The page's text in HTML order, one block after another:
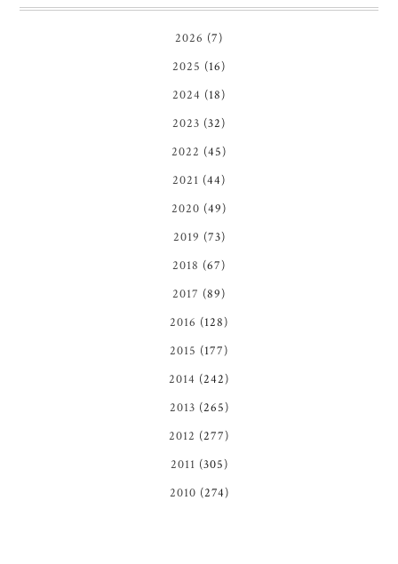
2026 (7)
2025 (16)
2024 (18)
2023 (32)
2022 (45)
2021 (44)
2020 (49)
2019 (73)
2018 (67)
2017 (89)
2016 (128)
2015 (177)
2014 (242)
2013 (265)
2012 (277)
2011 (305)
2010 (274)